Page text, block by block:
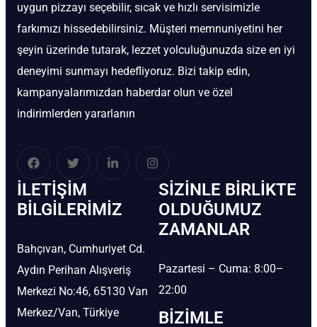
uygun pizzayı seçebilir, sıcak ve hızlı servisimizle
farkımızı hissedebilirsiniz. Müşteri memnuniyetini her
şeyin üzerinde tutarak, lezzet yolculuğunuzda size en iyi
deneyimi sunmayı hedefliyoruz. Bizi takip edin,
kampanyalarımızdan haberdar olun ve özel
indirimlerden yararlanın
İLETIŞIM
BİLGILERIMIZ
Bahçıvan, Cumhuriyet Cd.
Aydın Perihan Alışveriş
Merkezi No:46, 65130 Van
Merkez/Van, Türkiye
SIZINLE BIRLIKTE
OLDUĞUMUZ
ZAMANLAR
Pazartesi – Cuma: 8:00–
22:00
BIZIMLE